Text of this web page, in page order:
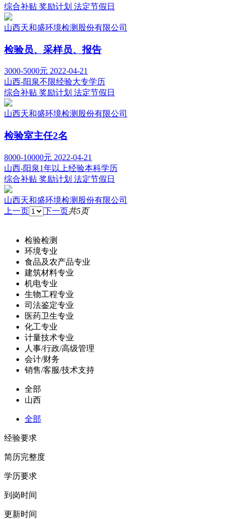
综合补贴 奖励计划 法定节假日
山西天和盛环境检测股份有限公司
检验员、采样员、报告
3000-5000元 2022-04-21
山西-阳泉不限经验大专学历
综合补贴 奖励计划 法定节假日
山西天和盛环境检测股份有限公司
检验室主任2名
8000-10000元 2022-04-21
山西-阳泉1年以上经验本科学历
综合补贴 奖励计划 法定节假日
山西天和盛环境检测股份有限公司
上一页
下一页共5页
检验检测
环境专业
食品及农产品专业
建筑材料专业
机电专业
生物工程专业
司法鉴定专业
医药卫生专业
化工专业
计量技术专业
人事/行政/高级管理
会计/财务
销售/客服/技术支持
全部
山西
全部
经验要求
简历完整度
学历要求
到岗时间
更新时间